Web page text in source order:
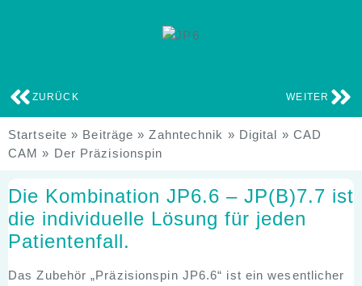
ZURÜCK WEITER
Startseite » Beiträge »Zahntechnik » Digital » CAD
CAM » Der Präzisionspin
Die Kombination JP6.6 – JP(B)7.7 ist
die individuelle Lösung für jeden
Patientenfall.
Das Zubehör „Präzisionspin JP6.6“ ist ein wesentlicher